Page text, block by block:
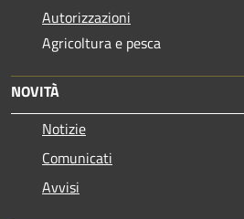
Autorizzazioni
Agricoltura e pesca
NOVITÀ
Notizie
Comunicati
Avvisi